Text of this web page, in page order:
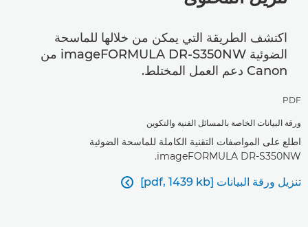
اكتشف الطريقة التي يمكن من خلالها للماسحة
الضوئية imageFORMULA DR-S350NW من
Canon دعم العمل المختلط.
PDF
ورقة البيانات الخاصة بالمسائل الفنية والتكوين
اطلع على المواصفات التقنية الكاملة للماسحة الضوئية
imageFORMULA DR-S350NW.
تنزيل ورقة البيانات [pdf, 1439 kb] 